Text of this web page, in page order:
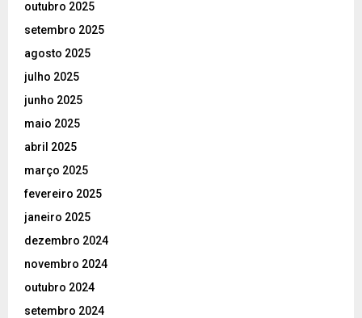
outubro 2025
setembro 2025
agosto 2025
julho 2025
junho 2025
maio 2025
abril 2025
março 2025
fevereiro 2025
janeiro 2025
dezembro 2024
novembro 2024
outubro 2024
setembro 2024